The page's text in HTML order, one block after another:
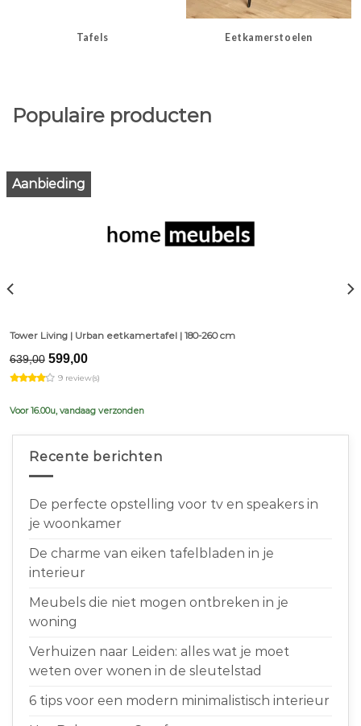
Tafels Eetkamerstoelen
Populaire producten
Aanbieding
Tower Living | Urban eetkamertafel | 180-260 cm
639,00 Original
price
was:
599,00Current
is:
9 review(s)
Voor 16.00u, vandaag verzonden
Recente berichten
De perfecte opstelling voor tv en speakers in
je woonkamer
De charme van eiken tafelbladen in je
interieur
Meubels die niet mogen ontbreken in je
woning
Verhuizen naar Leiden: alles wat je moet
weten over wonen in de sleutelstad
6 tips voor een modern minimalistisch interieur